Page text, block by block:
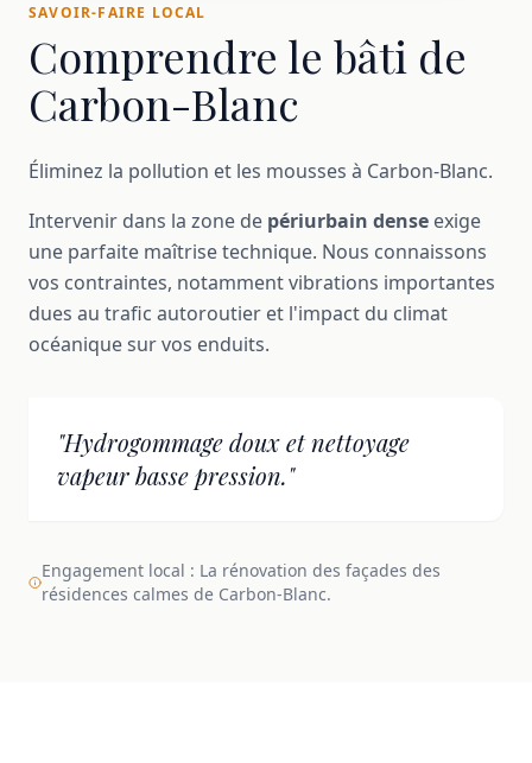
SAVOIR-FAIRE LOCAL
Comprendre le bâti de
Carbon-Blanc
Éliminez la pollution et les mousses à Carbon-Blanc.
Intervenir dans la zone de périurbain dense exige
une parfaite maîtrise technique. Nous connaissons
vos contraintes, notamment vibrations importantes
dues au trafic autoroutier et l'impact du climat
océanique sur vos enduits.
"Hydrogommage doux et nettoyage
vapeur basse pression."
Engagement local : La rénovation des façades des
résidences calmes de Carbon-Blanc.